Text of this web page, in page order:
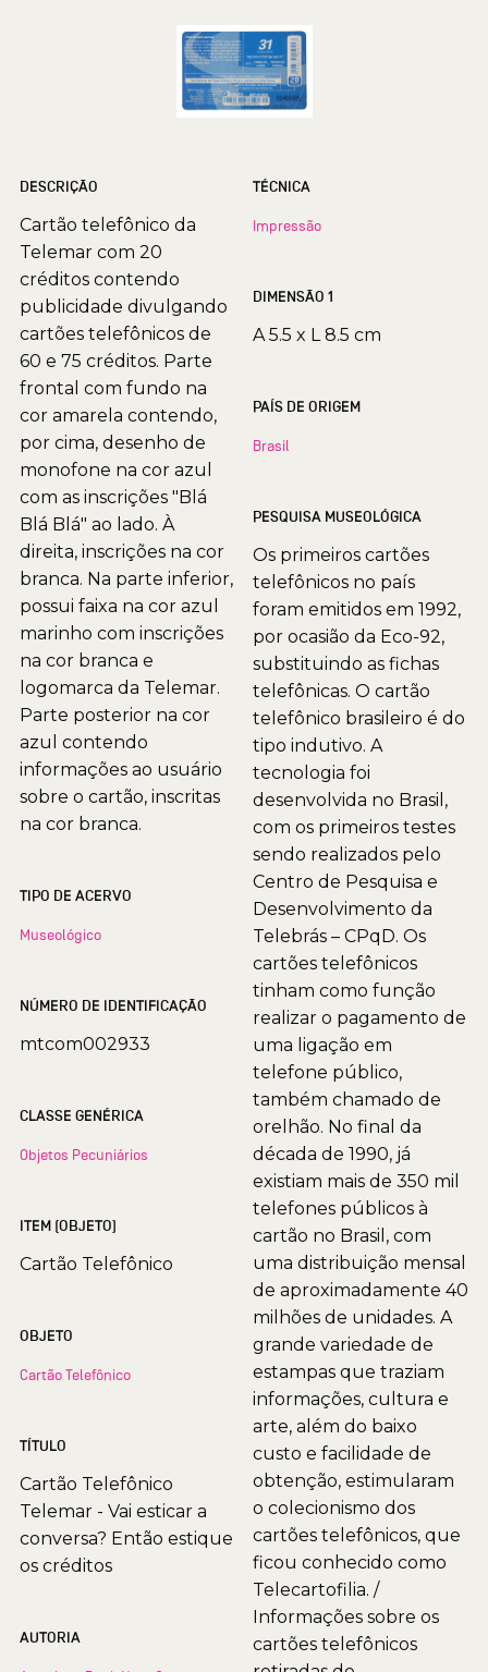
DESCRIÇÃO
Cartão telefônico da
Telemar com 20
créditos contendo
publicidade divulgando
cartões telefônicos de
60 e 75 créditos. Parte
frontal com fundo na
cor amarela contendo,
por cima, desenho de
monofone na cor azul
com as inscrições "Blá
Blá Blá" ao lado. À
direita, inscrições na cor
branca. Na parte inferior,
possui faixa na cor azul
marinho com inscrições
na cor branca e
logomarca da Telemar.
Parte posterior na cor
azul contendo
informações ao usuário
sobre o cartão, inscritas
na cor branca.
TIPO DE ACERVO
Museológico
NÚMERO DE IDENTIFICAÇÃO
mtcom002933
CLASSE GENÉRICA
Objetos Pecuniários
ITEM (OBJETO)
Cartão Telefônico
OBJETO
Cartão Telefônico
TÍTULO
Cartão Telefônico
Telemar - Vai esticar a
conversa? Então estique
os créditos
AUTORIA
TÉCNICA
Impressão
DIMENSÃO 1
A 5.5 x L 8.5 cm
PAÍS DE ORIGEM
Brasil
PESQUISA MUSEOLÓGICA
Os primeiros cartões
telefônicos no país
foram emitidos em 1992,
por ocasião da Eco-92,
substituindo as fichas
telefônicas. O cartão
telefônico brasileiro é do
tipo indutivo. A
tecnologia foi
desenvolvida no Brasil,
com os primeiros testes
sendo realizados pelo
Centro de Pesquisa e
Desenvolvimento da
Telebrás – CPqD. Os
cartões telefônicos
tinham como função
realizar o pagamento de
uma ligação em
telefone público,
também chamado de
orelhão. No final da
década de 1990, já
existiam mais de 350 mil
telefones públicos à
cartão no Brasil, com
uma distribuição mensal
de aproximadamente 40
milhões de unidades. A
grande variedade de
estampas que traziam
informações, cultura e
arte, além do baixo
custo e facilidade de
obtenção, estimularam
o colecionismo dos
cartões telefônicos, que
ficou conhecido como
Telecartofilia. /
Informações sobre os
cartões telefônicos